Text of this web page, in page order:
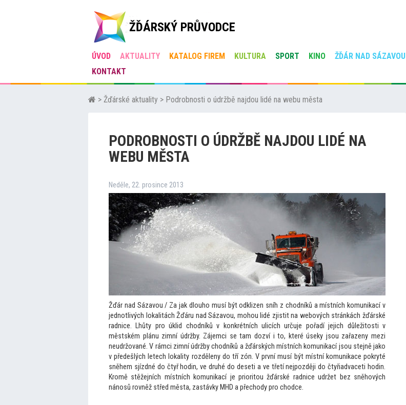
ŽĎÁRSKÝ PRŮVODCE
ÚVOD AKTUALITY KATALOG FIREM KULTURA SPORT KINO ŽĎÁR NAD SÁZAVOU
KONTAKT
> Žďárské aktuality > Podrobnosti o údržbě najdou lidé na webu města
PODROBNOSTI O ÚDRŽBĚ NAJDOU LIDÉ NA
WEBU MĚSTA
Neděle, 22. prosince 2013
Žďár nad Sázavou / Za jak dlouho musí být odklizen sníh z chodníků a místních komunikací v
jednotlivých lokalitách Žďáru nad Sázavou, mohou lidé zjistit na webových stránkách žďárské
radnice. Lhůty pro úklid chodníků v konkrétních ulicích určuje pořadí jejich důležitosti v
městském plánu zimní údržby. Zájemci se tam dozví ito, které úseky jsou zařazeny mezi
neudržované. V rámci zimní údržby chodníků a žďárských místních komunikací jsou stejně jako
v předešlých letech lokality rozděleny do tří zón. V první musí být místní komunikace pokryté
sněhem sjízdné do čtyř hodin, ve druhé do deseti a ve třetí nejpozději do čtyřiadvaceti hodin.
Kromě stěžejních místních komunikací je prioritou žďárské radnice udržet bez sněhových
nánosů rovněž střed města, zastávky MHD a přechody pro chodce.